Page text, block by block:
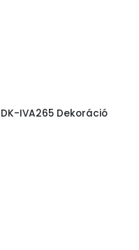
DK-IVA265 Dekoráció